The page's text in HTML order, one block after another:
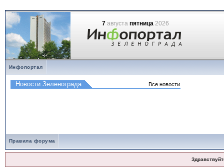
7августа пятница2026
Инфопортал
Правила форума